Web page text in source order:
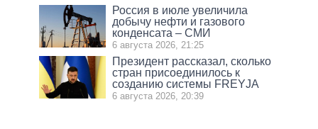
Россия в июле увеличила
добычу нефти и газового
конденсата – СМИ
6 августа 2026, 21:25
Президент рассказал, сколько
стран присоединилось к
созданию системы FREYJA
6 августа 2026, 20:39